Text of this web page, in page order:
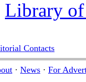
Library
Contacts
· News · For